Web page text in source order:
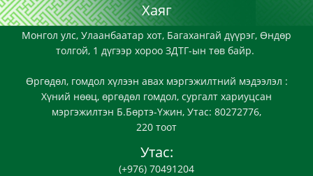
Хаяг
Монгол улс, Улаанбаатар хот, Багахангай дүүрэг, Өндөр
толгой, 1 дүгээр хороо ЗДТГ-ын төв байр.
Өргөдөл, гомдол хүлээн авах мэргэжилтний мэдээлэл :
Хүний нөөц, өргөдөл гомдол, сургалт хариуцсан
мэргэжилтэн Б.Бөртэ-Үжин, Утас: 80272776,
220 тоот
Утас:
(+976) 70491204